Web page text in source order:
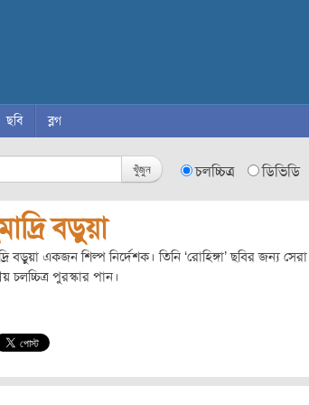
ছবি ব্লগ
খুঁজুন চলচ্চিত্র ডিভিডি
বড়ুয়া
বড়ুয়া একজন শিল্প নির্দেশক। তিনি ‘রোহিঙ্গা’ ছবির জন্য
চলচ্চিত্র পুরস্কার পান।